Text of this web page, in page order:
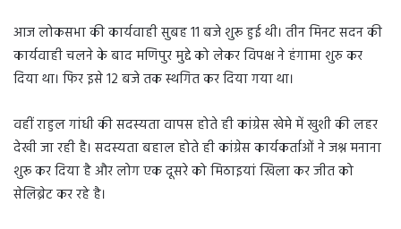
आज लोकसभा की कार्यवाही सुबह 11 बजे शुरू हुई थी। तीन मिनट सदन की
कार्यवाही चलने के बाद मणिपुर मुद्दे को लेकर विपक्ष ने हंगामा शुरु कर
दिया था। फिर इसे 12 बजे तक स्थगित कर दिया गया था।
वहीं राहुल गांधी की सदस्यता वापस होते ही कांग्रेस खेमे में खुशी की लहर
देखी जा रही है। सदस्यता बहाल होते ही कांग्रेस कार्यकर्ताओं ने जश्न मनाना
शुरू कर दिया है और लोग एक दूसरे को मिठाइयां खिला कर जीत को
सेलिब्रेट कर रहे है।